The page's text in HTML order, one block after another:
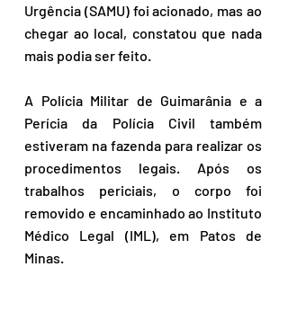
Urgência (SAMU) foi acionado, mas ao
chegar ao local, constatou que nada
mais podia ser feito.
A Polícia Militar de Guimarânia e a
Perícia da Polícia Civil também
estiveram na fazenda para realizar os
procedimentos legais. Após os
trabalhos periciais, o corpo foi
removido e encaminhado ao Instituto
Médico Legal (IML), em Patos de
Minas.